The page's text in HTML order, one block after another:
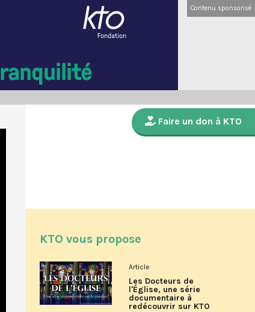
Contenu sponsorisé
Faire un don à KTO
KTO vous propose
Article
Les Docteurs de
l'Église, une série
documentaire à
redécouvrir sur KTO